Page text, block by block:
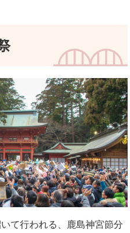
て行われる、鹿島神宮節分